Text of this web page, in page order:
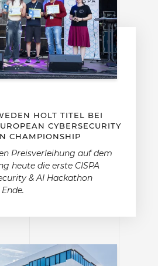
HOLT TITEL BEI
CYBERSECURITY
CHAMPIONSHIP
Preisverleihung auf dem
heute die erste CISPA
& AI Hackathon